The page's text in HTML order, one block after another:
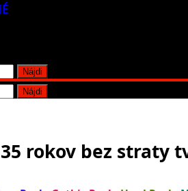
35 rokov bez straty